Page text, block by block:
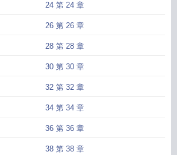
24 第 24 章
26 第 26 章
28 第 28 章
30 第 30 章
32 第 32 章
34 第 34 章
36 第 36 章
38 第 38 章